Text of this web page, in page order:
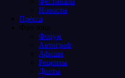
Новости
Пресса
Фан-зона
Форум
Автограф
Афиши
Рецепты
Диеты